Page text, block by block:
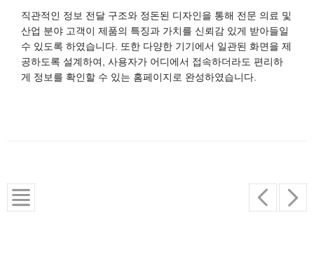
직관적인 정보 전달 구조와 정돈된 디자인을 통해 전문 의료 및
산업 분야 고객이 제품의 특징과 가치를 신뢰감 있게 받아들일
수 있도록 하였습니다. 또한 다양한 기기에서 일관된 화면을 제
공하도록 설계하여, 사용자가 어디에서 접속하더라도 편리하
게 정보를 확인할 수 있는 홈페이지로 완성하였습니다.